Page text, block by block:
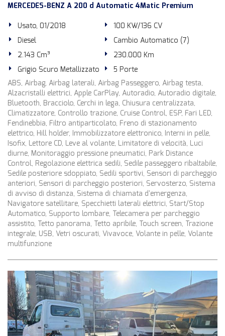
MERCEDES-BENZ A 200 d Automatic 4Matic Premium
Usato, 01/2018
100 KW/136 CV
Diesel
Cambio Automatico (7)
2.143 Cm³
230.000 Km
Grigio Scuro Metallizzato
5 Porte
ABS, Airbag, Airbag laterali, Airbag Passeggero, Airbag testa,
Alzacristalli elettrici, Apple CarPlay, Autoradio, Autoradio digitale,
Bluetooth, Bracciolo, Cerchi in lega, Chiusura centralizzata,
Climatizzatore, Controllo trazione, Cruise Control, ESP, Fari LED,
Fendinebbia, Filtro antiparticolato, Freno di stazionamento
elettrico, Hill holder, Immobilizzatore elettronico, Interni in pelle,
Isofix, Lettore CD, Leve al volante, Limitatore di velocità, Luci
diurne, Monitoraggio pressione pneumatici, Park Distance
Control, Regolazione elettrica sedili, Sedile passeggero ribaltabile,
Sedile posteriore sdoppiato, Sedili sportivi, Sensori di parcheggio
anteriori, Sensori di parcheggio posteriori, Servosterzo, Sistema
di avviso di distanza, Sistema di chiamata d'emergenza,
Navigatore satellitare, Specchietti laterali elettrici, Start/Stop
Automatico, Supporto lombare, Telecamera per parcheggio
assistito, Tetto panorama, Tetto apribile, Touch screen, Trazione
integrale, USB, Vetri oscurati, Vivavoce, Volante in pelle, Volante
multifunzione